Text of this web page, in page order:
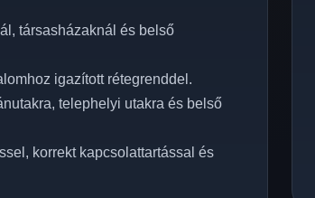
társasházaknál és belső
igazított rétegrenddel.
telephelyi utakra és belső
korrekt kapcsolattartással és